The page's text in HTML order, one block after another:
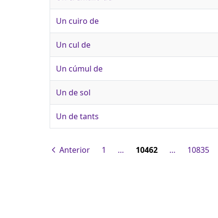
Un cuiro de
Un cul de
Un cúmul de
Un de sol
Un de tants
Anterior 1 … 10462 … 10835